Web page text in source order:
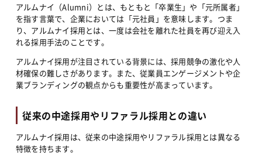
アルムナイ（Alumni）とは、もともと「卒業生」や「元所属者」
を指す言葉で、企業においては「元社員」を意味します。つま
り、アルムナイ採用とは、一度は会社を離れた社員を再び迎え入
れる採用手法のことです。
アルムナイ採用が注目されている背景には、採用競争の激化や人
材確保の難しさがあります。また、従業員エンゲージメントや企
業ブランディングの観点からも重要性が高まっています。
従来の中途採用やリファラル採用との違い
アルムナイ採用は、従来の中途採用やリファラル採用とは異なる
特徴を持ちます。